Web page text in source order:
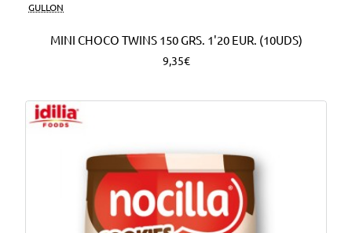
GULLON
MINI CHOCO TWINS 150 GRS. 1'20 EUR. (10UDS)
9,35€